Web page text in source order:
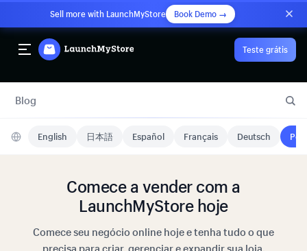
Sell more with LaunchMyStore Book Demo →
Teste grátis
Blog
English 日本語 Español Français Deutsch
Comece a vender com a
LaunchMyStore hoje
Comece seu negócio online hoje e tenha tudo o que
precisa para criar, gerenciar e expandir sua loja.